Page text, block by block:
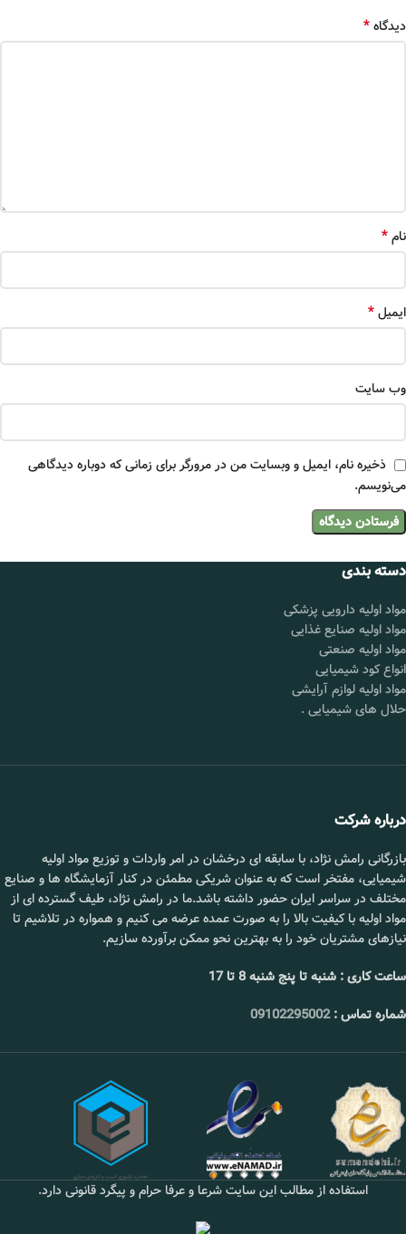
دیدگاه*
نام*
ایمیل*
وب‌ سایت
ذخیره نام، ایمیل و وبسایت من در مرورگر برای زمانی که دوباره دیدگاهی
می‌نویسم.
دسته بندی
مواد اولیه دارویی پزشکی
مواد اولیه صنایع غذایی
مواد اولیه صنعتی
انواع کود شیمیایی
مواد اولیه لوازم آرایشی
حلال های شیمیایی .
درباره شرکت
بازرگانی رامش نژاد، با سابقه ای درخشان در امر واردات و توزیع مواد اولیه
شیمیایی، مفتخر است که به عنوان شریکی مطمئن در کنار آزمایشگاه ها و صنایع
مختلف در سراسر ایران حضور داشته باشد.ما در رامش نژاد، طیف گسترده ای از
مواد اولیه با کیفیت بالا را به صورت عمده عرضه می کنیم و همواره در تلاشیم تا
نیازهای مشتریان خود را به بهترین نحو ممکن برآورده سازیم.
ساعت کاری : شنبه تا پنج شنبه 8 تا 17
شماره تماس :09102295002
استفاده از مطالب این سایت شرعا و عرفا حرام و پیگرد قانونی دارد.